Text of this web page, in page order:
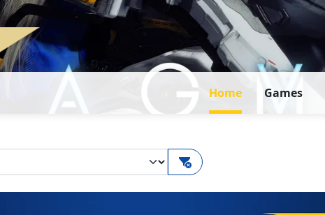
Home Games